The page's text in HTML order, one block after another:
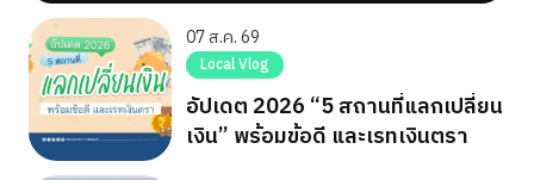
07 ส.ค. 69
Local Vlog
อัปเดต 2026 “5 สถานที่แลกเปลี่ยน
เงิน” พร้อมข้อดี และเรทเงินตรา